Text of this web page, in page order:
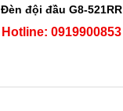
Đèn đội đầu G8-521RR
Hotline: 0919900853